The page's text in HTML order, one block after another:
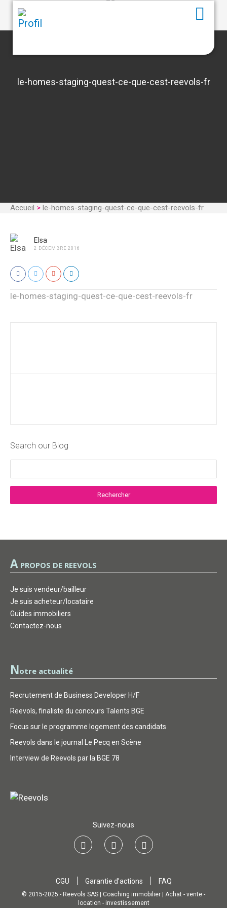
le-homes-staging-quest-ce-que-cest-reevols-fr
Accueil > le-homes-staging-quest-ce-que-cest-reevols-fr
Elsa
2 DÉCEMBRE 2016
le-homes-staging-quest-ce-que-cest-reevols-fr
Search our Blog
A PROPOS DE REEVOLS
Je suis vendeur/bailleur
Je suis acheteur/locataire
Guides immobiliers
Contactez-nous
Notre actualité
Recrutement de Business Developer H/F
Reevols, finaliste du concours Talents BGE
Focus sur le programme logement des candidats
Reevols dans le journal Le Pecq en Scène
Interview de Reevols par la BGE 78
Suivez-nous
CGU Garantie d’actions FAQ
© 2015-2025 - Reevols SAS | Coaching immobilier | Achat - vente -
location - investissement